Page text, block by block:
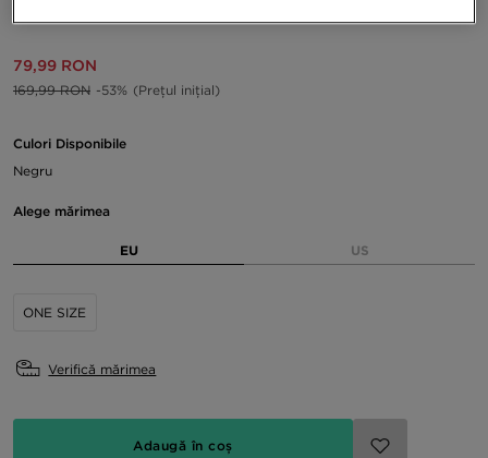
79,99 RON
169,99 RON -53% (Prețul inițial)
Culori Disponibile
Negru
Alege mărimea
EU US
ONE SIZE
Verifică mărimea
Adaugă în coș